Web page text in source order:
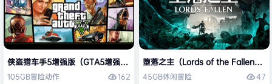
侠盗猎车手5增强版（GTA5增强版（Grand Theft Auto V Enhanced）免
105GB冒险动作
162
堕落之主（Lords of the Fallen）免
45GB休闲冒险
47